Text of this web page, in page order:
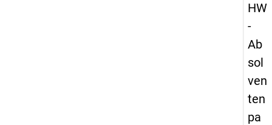
HW
-
Ab
sol
ven
ten
pa